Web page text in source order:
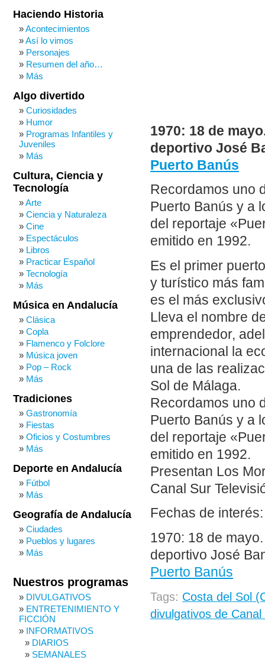
1970: 18 de
deportivo José
Puerto Banús
Recordamos uno
Puerto Banús y a
del reportaje
emitido en 1992.
Es el primer
y turístico más
es el más
Lleva el nombre
emprendedor,
internacional la
una de las
Sol de Málaga.
Recordamos uno
Puerto Banús y a
del reportaje
emitido en 1992.
Presentan Los
Canal Sur
Fechas de interés:
1970: 18 de
deportivo José
Puerto Banús
Tags: Costa del Sol
divulgativos de Canal
Haciendo Historia
Acontecimientos
Así lo vimos
Personajes
Resumen del año…
Más
Algo divertido
Curiosidades
Humor
Programas Infantiles y
Juveniles
Más
Cultura, Ciencia y
Tecnología
Arte
Ciencia y Naturaleza
Cine
Espectáculos
Libros
Practicar Español
Tecnología
Más
Música en Andalucía
Clásica
Copla
Flamenco y Folclore
Música joven
Pop – Rock
Más
Tradiciones
Gastronomía
Fiestas
Oficios y Costumbres
Más
Deporte en Andalucía
Fútbol
Más
Geografía de Andalucía
Ciudades
Pueblos y lugares
Más
Nuestros programas
DIVULGATIVOS
ENTRETENIMIENTO Y
FICCIÓN
INFORMATIVOS
DIARIOS
SEMANALES